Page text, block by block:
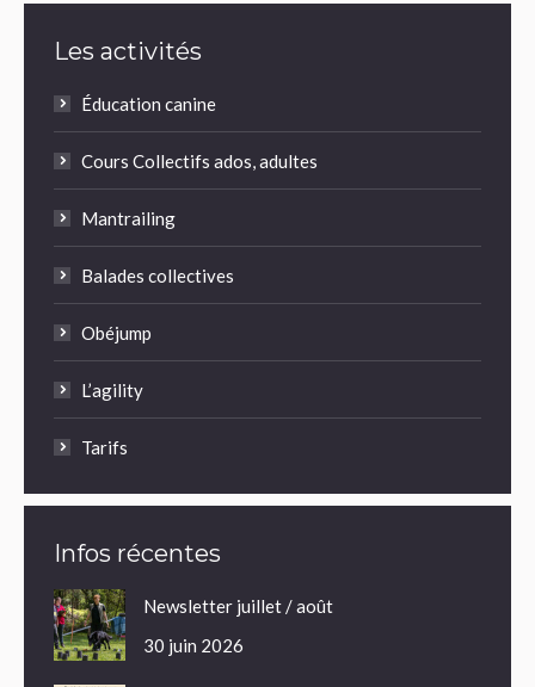
Les activités
Éducation canine
Cours Collectifs ados, adultes
Mantrailing
Balades collectives
Obéjump
L’agility
Tarifs
Infos récentes
Newsletter juillet / août
30 juin 2026